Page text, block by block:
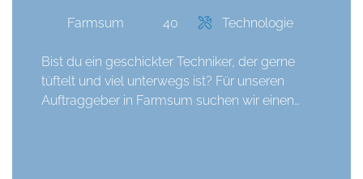
Farmsum 40 Technologie
Bist du ein geschickter Techniker, der gerne
tüftelt und viel unterwegs ist? Für unseren
Auftraggeber in Farmsum suchen wir einen…